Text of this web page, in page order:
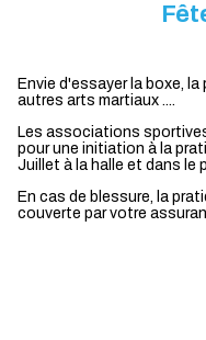
Envie d'essayer la boxe,
autres arts martiaux ....
Les associations
pour une initiation à la
Juillet à la halle et dans le
En cas de blessure, la
couverte par votre